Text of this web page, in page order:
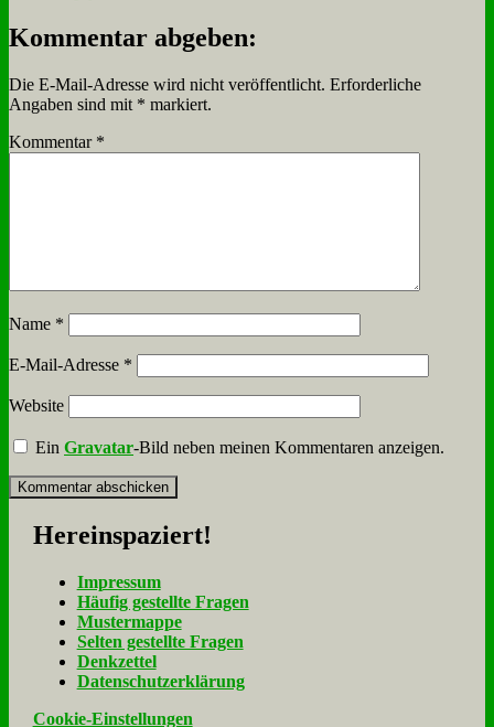
Kommentar abgeben:
Die E-Mail-Adresse wird nicht veröffentlicht. Erforderliche
Angaben sind mit * markiert.
Kommentar *
Name *
E-Mail-Adresse *
Website
EinGravatar-Bild neben meinen Kommentaren anzeigen.
Her­ein­spa­ziert!
Im­pres­sum
Häu­fig ge­stell­te Fra­gen
Mu­ster­map­pe
Sel­ten ge­stell­te Fra­gen
Denk­zet­tel
Da­ten­schutz­er­klä­rung
Cookie-Einstellungen